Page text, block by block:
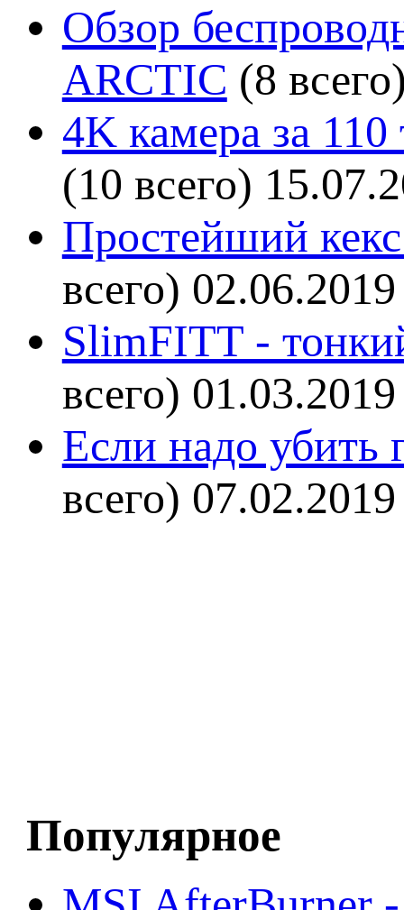
Обзор
ARCTIC (8
4K камера за
(10 всего)
Простейший кекс
всего) 02.06.2019
SlimFITT -
всего) 01.03.2019
Если надо убить
всего) 07.02.2019
Популярное